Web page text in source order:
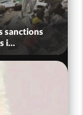
sanctions
i...